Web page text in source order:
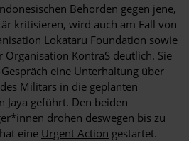
Behörden gegen jene,
kritisieren, wird auch am Fall von
Lokataru Foundation sowie
Organisation KontraS deutlich. Sie
eine Unterhaltung über
Militärs in die geplanten
Jaya geführt. Den beiden
drohen deswegen bis zu
eine Urgent Action gestartet.